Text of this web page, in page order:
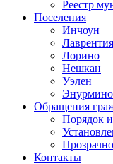
Реестр
Поселения
Инчоун
Лаврентия
Лорино
Нешкан
Уэлен
Энурмино
Обращения
Порядок
Контакты